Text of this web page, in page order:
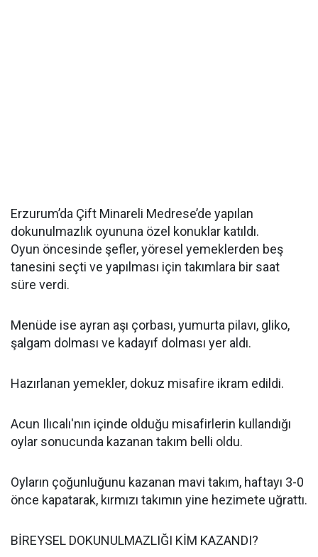
Erzurum’da Çift Minareli Medrese’de yapılan
dokunulmazlık oyununa özel konuklar katıldı.
Oyun öncesinde şefler, yöresel yemeklerden beş
tanesini seçti ve yapılması için takımlara bir saat
süre verdi.
Menüde ise ayran aşı çorbası, yumurta pilavı, gliko,
şalgam dolması ve kadayıf dolması yer aldı.
Hazırlanan yemekler, dokuz misafire ikram edildi.
Acun Ilıcalı'nın içinde olduğu misafirlerin kullandığı
oylar sonucunda kazanan takım belli oldu.
Oyların çoğunluğunu kazanan mavi takım, haftayı 3-0
önce kapatarak, kırmızı takımın yine hezimete uğrattı.
BİREYSEL DOKUNULMAZLIĞI KİM KAZANDI?